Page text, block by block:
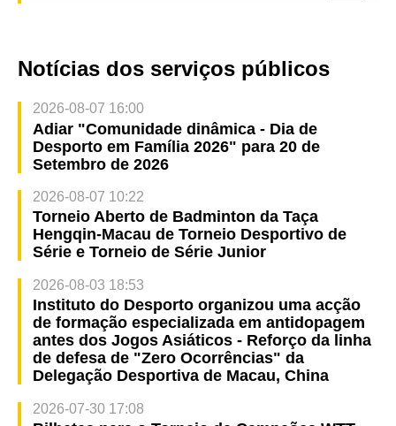
Notícias dos serviços públicos
2026-08-07 16:00
Adiar "Comunidade dinâmica - Dia de
Desporto em Família 2026" para 20 de
Setembro de 2026
2026-08-07 10:22
Torneio Aberto de Badminton da Taça
Hengqin-Macau de Torneio Desportivo de
Série e Torneio de Série Junior
2026-08-03 18:53
Instituto do Desporto organizou uma acção
de formação especializada em antidopagem
antes dos Jogos Asiáticos - Reforço da linha
de defesa de "Zero Ocorrências" da
Delegação Desportiva de Macau, China
2026-07-30 17:08